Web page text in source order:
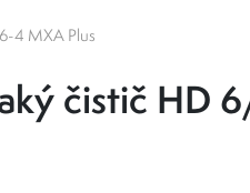
4 MXA Plus
čistič HD